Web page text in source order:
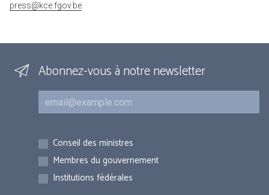
press@kce.fgov.be
Abonnez-vous à notre newsletter
Courriel
Inscriptions
Conseil des ministres
Membres du gouvernement
Institutions fédérales